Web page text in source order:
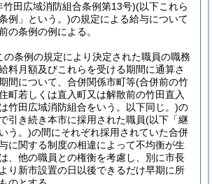
竹田広域消防組合条例第13号)(以下これら
例」という。)の規定による給与について
の条例の例による。
の条例の規定により決定された職員の職務
料月額及びこれらを受ける期間に通算さ
間について、合併関係市町等(合併前の竹
町若しくは直入町又は解散前の竹田直入
竹田広域消防組合をいう。以下同じ。)の
引き続き本市に採用された職員(以下「継
う。)の間にそれぞれ採用されていた合併
に関する制度の相違によって不均衡が生
、他の職員との権衡を考慮し、別に市長
り新市設置の日以後できるだけ早期に所